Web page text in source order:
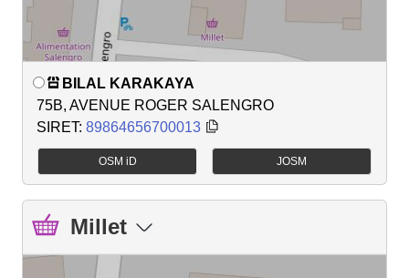
BILAL KARAKAYA
75B, AVENUE ROGER SALENGRO
SIRET: 89864656700013
OSM iD JOSM
Millet